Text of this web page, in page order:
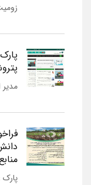
مدیر
پارک